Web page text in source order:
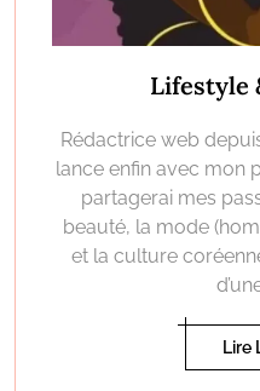
Lifestyle
Rédactrice web
lance enfin avec mon
partagerai mes
beauté, la mode
et la culture
Lire